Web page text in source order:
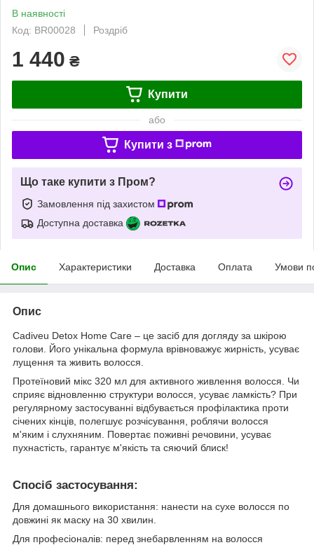
В наявності
Код: BR00028
Роздріб
1 440 ₴
Купити
або
Купити з
Що таке купити з Пром?
Замовлення під захистом
Доступна доставка
Опис Характеристики Доставка Оплата Умови
Опис
Cadiveu Detox Home Care – це засіб для догляду за шкірою
голови. Його унікальна формула врівноважує жирність, усуває
лущення та живить волосся.
Протеїновий мікс 320 мл для активного живлення волосся. Чи
сприяє відновленню структури волосся, усуває ламкість? При
регулярному застосуванні відбувається профілактика проти
січених кінців, полегшує розчісування, роблячи волосся
м'яким і слухняним. Повертає поживні речовини, усуває
пухнастість, гарантує м'якість та сяючий блиск!
Спосіб застосування:
Для домашнього використання: нанести на сухе волосся по
довжині як маску на 30 хвилин.
Для професіоналів: перед знебарвленням на волосся